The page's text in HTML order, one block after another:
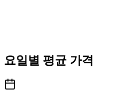
요일별 평균 가격